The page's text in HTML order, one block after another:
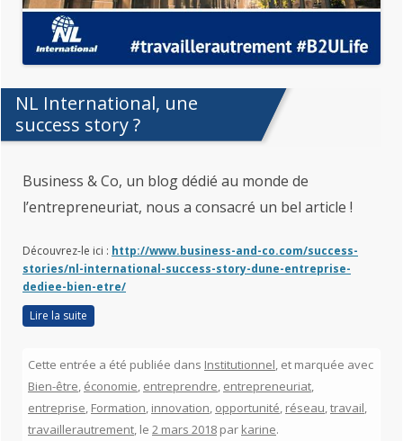
NL International, une
success story ?
Business & Co, un blog dédié au monde de
l’entrepreneuriat, nous a consacré un bel article !
Découvrez-le ici : http://www.business-and-co.com/success-
stories/nl-international-success-story-dune-entreprise-
dediee-bien-etre/
Lire la suite
Cette entrée a été publiée dans Institutionnel, et marquée avec
Bien-être, économie, entreprendre, entrepreneuriat,
entreprise, Formation, innovation, opportunité, réseau,travail,
travaillerautrement, le 2 mars 2018 par karine.